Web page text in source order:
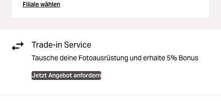
Filiale wählen
Trade-in Service
Tausche deine Fotoausrüstung und erhalte 5% Bonus
Jetzt Angebot anfordern